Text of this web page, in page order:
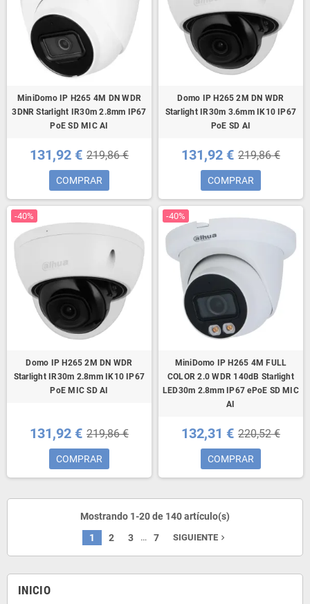
INICIO
MiniDomo IP H265 4M DN WDR
3DNR Starlight IR30m 2.8mm IP67
PoE SD MIC AI
131,92 € 219,86 €
COMPRAR
Domo IP H265 2M DN WDR
Starlight IR30m 3.6mm IK10 IP67
PoE SD AI
131,92 € 219,86 €
COMPRAR
-40%
Domo IP H265 2M DN WDR
Starlight IR30m 2.8mm IK10 IP67
PoE MIC SD AI
131,92 € 219,86 €
COMPRAR
-40%
MiniDomo IP H265 4M FULL
COLOR 2.0 WDR 140dB Starlight
LED30m 2.8mm IP67 ePoE SD MIC
AI
132,31 € 220,52 €
COMPRAR
Mostrando 1-20 de 140 artículo(s)
1
2 3 … 7 SIGUIENTE navigate_next